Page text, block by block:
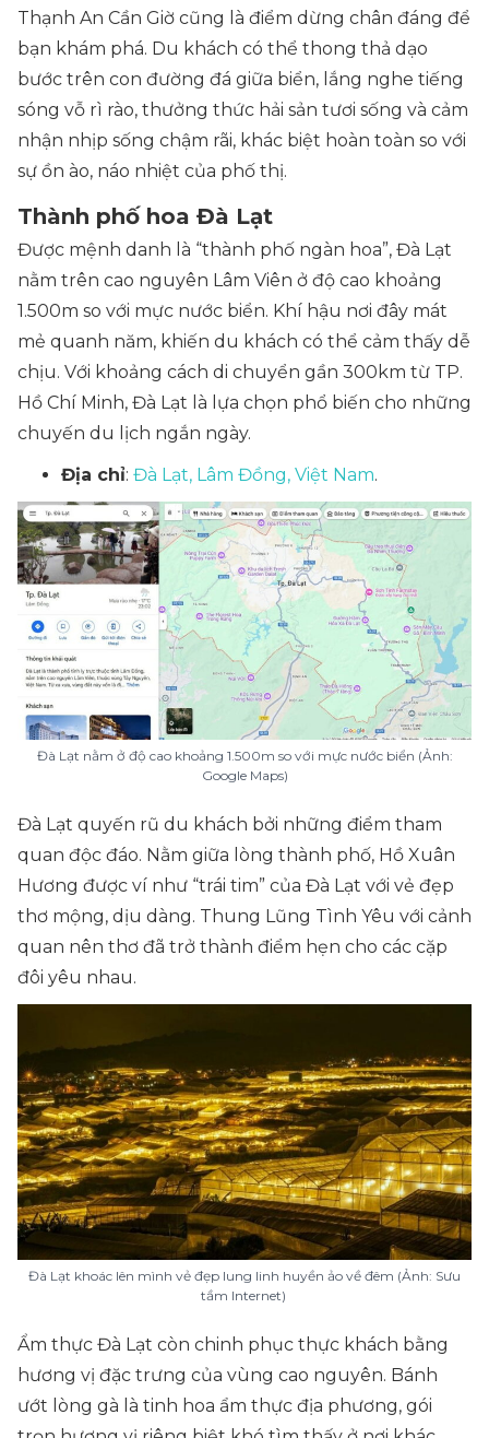
Thạnh An Cần Giờ cũng là điểm dừng chân đáng để
bạn khám phá. Du khách có thể thong thả dạo
bước trên con đường đá giữa biển, lắng nghe tiếng
sóng vỗ rì rào, thưởng thức hải sản tươi sống và cảm
nhận nhịp sống chậm rãi, khác biệt hoàn toàn so với
sự ồn ào, náo nhiệt của phố thị.
Thành phố hoa Đà Lạt
Được mệnh danh là “thành phố ngàn hoa”, Đà Lạt
nằm trên cao nguyên Lâm Viên ở độ cao khoảng
1.500m so với mực nước biển. Khí hậu nơi đây mát
mẻ quanh năm, khiến du khách có thể cảm thấy dễ
chịu. Với khoảng cách di chuyển gần 300km từ TP.
Hồ Chí Minh, Đà Lạt là lựa chọn phổ biến cho những
chuyến du lịch ngắn ngày.​
Địa chỉ: Đà Lạt, Lâm Đồng, Việt Nam.
Đà Lạt nằm ở độ cao khoảng 1.500m so với mực nước biển (Ảnh:
Google Maps)
Đà Lạt quyến rũ du khách bởi những điểm tham
quan độc đáo. Nằm giữa lòng thành phố, Hồ Xuân
Hương được ví như “trái tim” của Đà Lạt với vẻ đẹp
thơ mộng, dịu dàng. Thung Lũng Tình Yêu với cảnh
quan nên thơ đã trở thành điểm hẹn cho các cặp
đôi yêu nhau.
Đà Lạt khoác lên mình vẻ đẹp lung linh huyền ảo về đêm (Ảnh: Sưu
tầm Internet)
Ẩm thực Đà Lạt còn chinh phục thực khách bằng
hương vị đặc trưng của vùng cao nguyên. Bánh
ướt lòng gà là tinh hoa ẩm thực địa phương, gói